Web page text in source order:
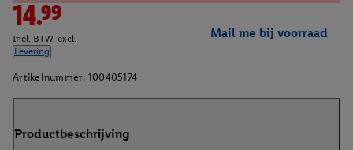
14.99
Incl. BTW. excl.
Levering
Mail me bij voorraad
Artikelnummer: 100405174
Productbeschrijving